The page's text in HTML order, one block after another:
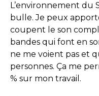
L’environnement du
bulle. Je peux
coupent le son
bandes qui font en
ne me voient pas et
personnes. Ça me
% sur mon travail.